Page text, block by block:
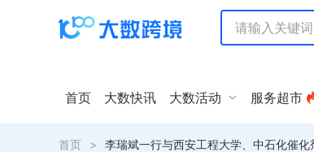
首页 大数快讯 大数活动 服务超市
首页 > 李瑞斌一行与西安工程大学、中石化催